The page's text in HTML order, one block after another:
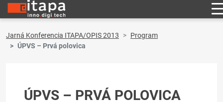
Jarná Konferencia ITAPA/OPIS 2013
Program
ÚPVS – Prvá polovica
ÚPVS – PRVÁ POLOVICA